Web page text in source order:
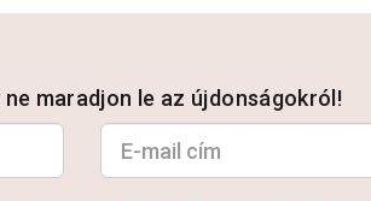
maradjon le az újdonságokról!